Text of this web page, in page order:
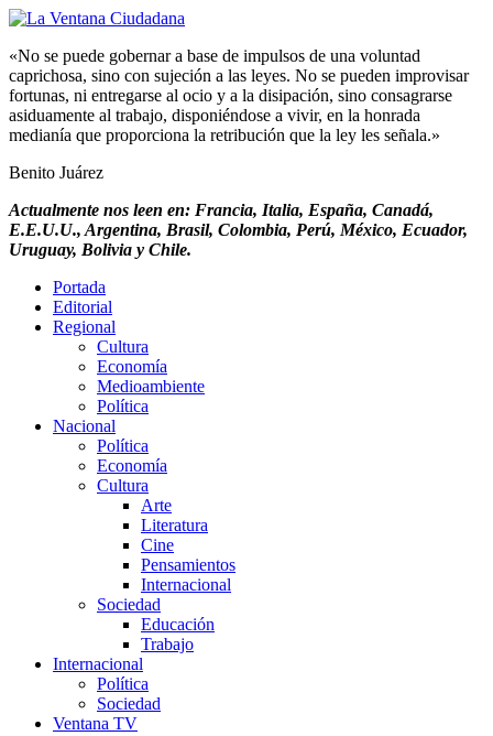
«No se puede gobernar a base de impulsos de una voluntad
caprichosa, sino con sujeción a las leyes. No se pueden improvisar
fortunas, ni entregarse al ocio y a la disipación, sino consagrarse
asiduamente al trabajo, disponiéndose a vivir, en la honrada
medianía que proporciona la retribución que la ley les señala.»
Benito Juárez
Actualmente nos leen en: Francia, Italia, España, Canadá,
E.E.U.U., Argentina, Brasil, Colombia, Perú, México, Ecuador,
Uruguay, Bolivia y Chile.
Portada
Editorial
Regional
Cultura
Economía
Medioambiente
Política
Nacional
Política
Economía
Cultura
Arte
Literatura
Cine
Pensamientos
Internacional
Sociedad
Educación
Trabajo
Internacional
Política
Sociedad
Ventana TV